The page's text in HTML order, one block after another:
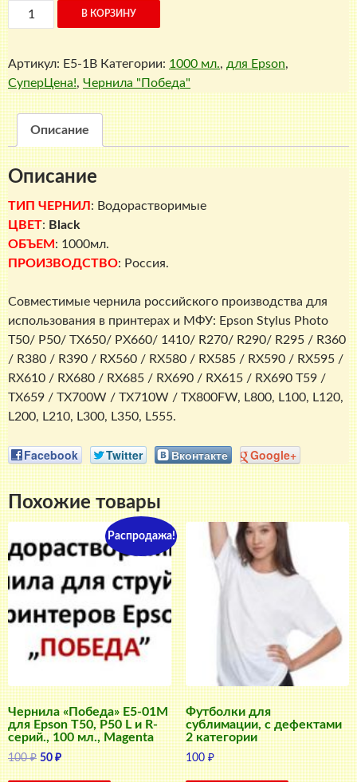
Количество
товара
Чернила
"Победа"
E5-
1B
для
Epson
T50,
P50
L
и
R-
серий.,
1000
мл.,
Black
В КОРЗИНУ
Артикул: E5-1B Категории: 1000 мл., для Epson,
СуперЦена!, Чернила "Победа"
Описание
Описание
ТИП ЧЕРНИЛ : Водорастворимые
ЦВЕТ: Black
ОБЪЕМ : 1000мл.
ПРОИЗВОДСТВО: Россия.
Совместимые чернила российского производства для
использования в принтерах и МФУ: Epson Stylus Photo
T50/ P50/ TX650/ PX660/ 1410/ R270/ R290/ R295 / R360
/ R380 / R390 / RX560 / RX580 / RX585 / RX590 / RX595 /
RX610 / RX680 / RX685 / RX690 / RX615 / RX690 T59 /
TX659 / TX700W / TX710W / TX800FW, L800, L100, L120,
L200, L210, L300, L350, L555.
Facebook Twitter Вконтакте Google+
Похожие товары
Распродажа!
Чернила «Победа» E5-01M
для Epson T50, P50 L и R-
серий., 100 мл., Magenta
100₽ Первоначальная
цена
50₽Текущая
цена:
Футболки для
сублимации, с дефектами
2 категории
100₽